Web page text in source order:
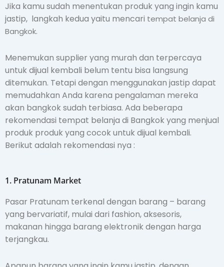
Jika kamu sudah menentukan produk yang ingin kamu
jastip, langkah kedua yaitu mencari tempat belanja di
Bangkok.
Menemukan supplier yang murah dan terpercaya
untuk dijual kembali belum tentu bisa langsung
ditemukan. Tetapi dengan menggunakan jastip dapat
memudahkan Anda karena pengalaman mereka
akan bangkok sudah terbiasa. Ada beberapa
rekomendasi tempat belanja di Bangkok yang menjual
produk produk yang cocok untuk dijual kembali.
Berikut adalah rekomendasi nya :
1. Pratunam Market
Pasar Pratunam terkenal dengan barang – barang
yang bervariatif, mulai dari fashion, aksesoris,
makanan hingga barang elektronik dengan harga
terjangkau.